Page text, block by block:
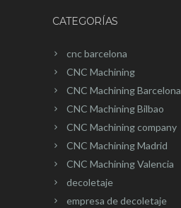
CATEGORÍAS
cnc barcelona
CNC Machining
CNC Machining Barcelona
CNC Machining Bilbao
CNC Machining company
CNC Machining Madrid
CNC Machining Valencia
decoletaje
empresa de decoletaje